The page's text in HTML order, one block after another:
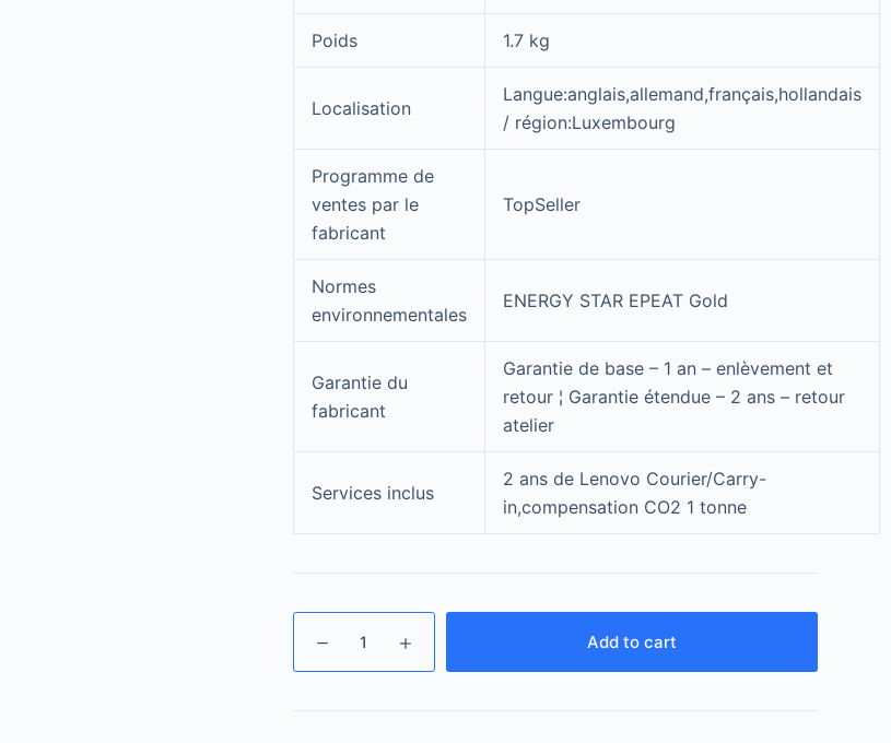
Poids 1.7 kg
Localisation
Langue:anglais,allemand,français,hollandais
/ région:Luxembourg
Programme de
ventes par le
fabricant
TopSeller
Normes
environnementales
ENERGY STAR EPEAT Gold
Garantie du
fabricant
Garantie de base – 1 an – enlèvement et
retour ¦ Garantie étendue – 2 ans – retour
atelier
Services inclus
2 ans de Lenovo Courier/Carry-
in,compensation CO2 1 tonne
Add to cart